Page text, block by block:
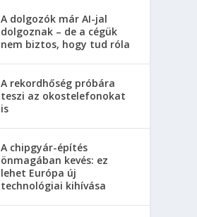
A dolgozók már AI-jal
dolgoznak – de a cégük
nem biztos, hogy tud róla
A rekordhőség próbára
teszi az okostelefonokat
is
A chipgyár-építés
önmagában kevés: ez
lehet Európa új
technológiai kihívása